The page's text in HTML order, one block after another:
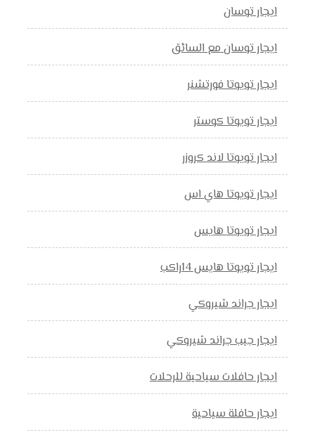
ايجار توسان
ايجار توسان مع السائق
ايجار تويوتا فورتشنر
ايجار تويوتا كوستر
ايجار تويوتا لاند كروزر
ايجار تويوتا هاي اس
ايجار تويوتا هايس
ايجار تويوتا هايس 14راكب
ايجار جراند شيروكي
ايجار جيب جراند شيروكي
ايجار حافلات سياحية للرحلات
ايجار حافلة سياحية